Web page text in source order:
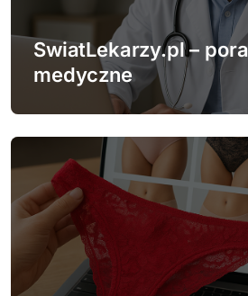
SwiatLekarzy.pl –
medyczne